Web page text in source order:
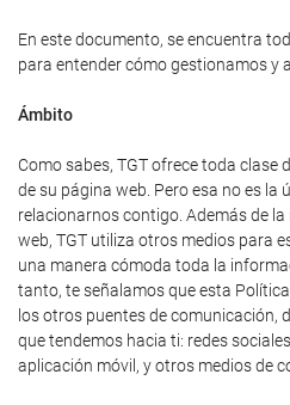
En este documento, se encuentra
para entender cómo gestionamos y
Ámbito
Como sabes, TGT ofrece toda clase
de su página web. Pero esa no es la
relacionarnos contigo. Además de
web, TGT utiliza otros medios para
una manera cómoda toda la
tanto, te señalamos que esta
los otros puentes de comunicación,
que tendemos hacia ti: redes
aplicación móvil, y otros medios de